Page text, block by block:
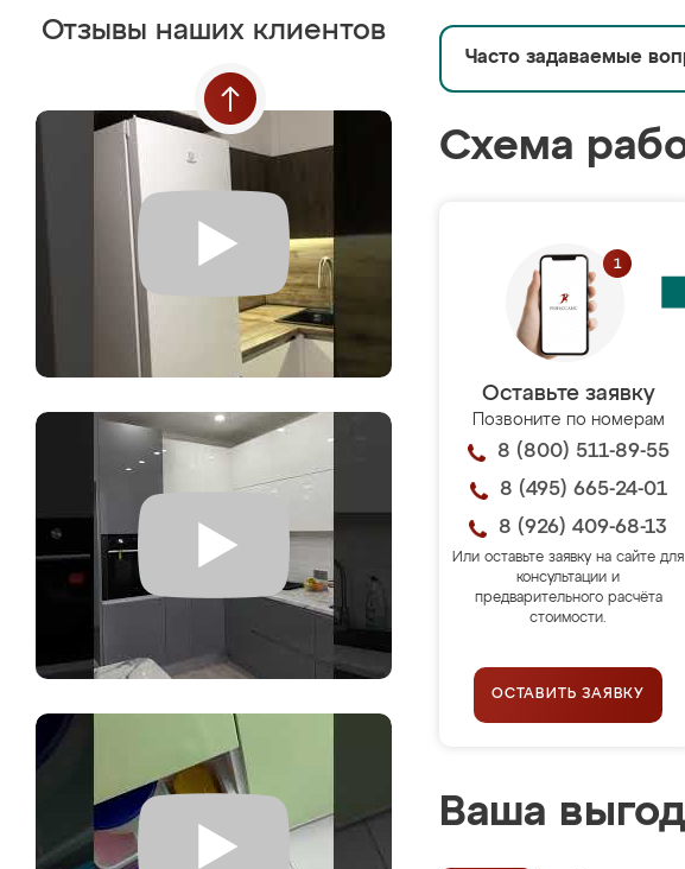
Отзывы наших клиентов
Часто задаваемые
Схема
Оставьте заявку
Позвоните по номерам
8 (800) 511-89-55
8 (495) 665-24-01
8 (926) 409-68-13
Или оставьте заявку на сайте для
консультации и
предварительного расчёта
стоимости.
ОСТАВИТЬ ЗАЯВКУ
Ваша